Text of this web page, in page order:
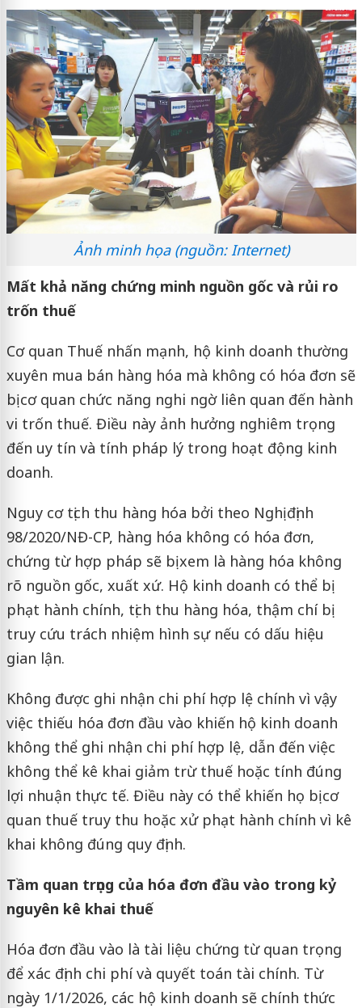
Ảnh minh họa (nguồn: Internet)
Mất khả năng chứng minh nguồn gốc và rủi ro
trốn thuế
Cơ quan Thuế nhấn mạnh, hộ kinh doanh thường
xuyên mua bán hàng hóa mà không có hóa đơn sẽ
bị cơ quan chức năng nghi ngờ liên quan đến hành
vi trốn thuế. Điều này ảnh hưởng nghiêm trọng
đến uy tín và tính pháp lý trong hoạt động kinh
doanh.
Nguy cơ tịch thu hàng hóa bởi theo Nghị định
98/2020/NĐ-CP, hàng hóa không có hóa đơn,
chứng từ hợp pháp sẽ bị xem là hàng hóa không
rõ nguồn gốc, xuất xứ. Hộ kinh doanh có thể bị
phạt hành chính, tịch thu hàng hóa, thậm chí bị
truy cứu trách nhiệm hình sự nếu có dấu hiệu
gian lận.
Không được ghi nhận chi phí hợp lệ chính vì vậy
việc thiếu hóa đơn đầu vào khiến hộ kinh doanh
không thể ghi nhận chi phí hợp lệ, dẫn đến việc
không thể kê khai giảm trừ thuế hoặc tính đúng
lợi nhuận thực tế. Điều này có thể khiến họ bị cơ
quan thuế truy thu hoặc xử phạt hành chính vì kê
khai không đúng quy định.
Tầm quan trọng của hóa đơn đầu vào trong kỷ
nguyên kê khai thuế
Hóa đơn đầu vào là tài liệu chứng từ quan trọng
để xác định chi phí và quyết toán tài chính. Từ
ngày 1/1/2026, các hộ kinh doanh sẽ chính thức